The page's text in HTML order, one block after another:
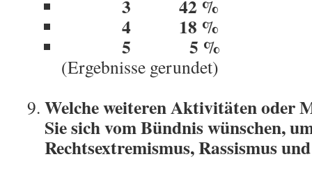
3 42 %
4 18 %
5 5
(Ergebnisse gerundet)
Welche weiteren Aktivitäten oder
Sie sich vom Bündnis wünschen,
Rechtsextremismus, Rassismus